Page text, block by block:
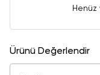
Ürünü Değerlendir